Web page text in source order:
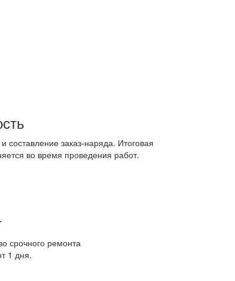
составление заказ-наряда. Итоговая
во время проведения работ.
срочного ремонта
1 дня.